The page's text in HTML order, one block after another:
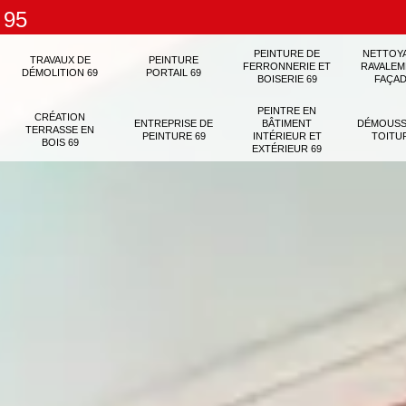
TRAVAUX DE
DÉMOLITION 69
PEINTURE
PORTAIL 69
PEINTURE DE
FERRONNERIE ET
BOISERIE 69
CRÉATION
TERRASSE EN
BOIS 69
ENTREPRISE DE
PEINTURE 69
PEINTRE EN
BÂTIMENT
INTÉRIEUR ET
EXTÉRIEUR 69